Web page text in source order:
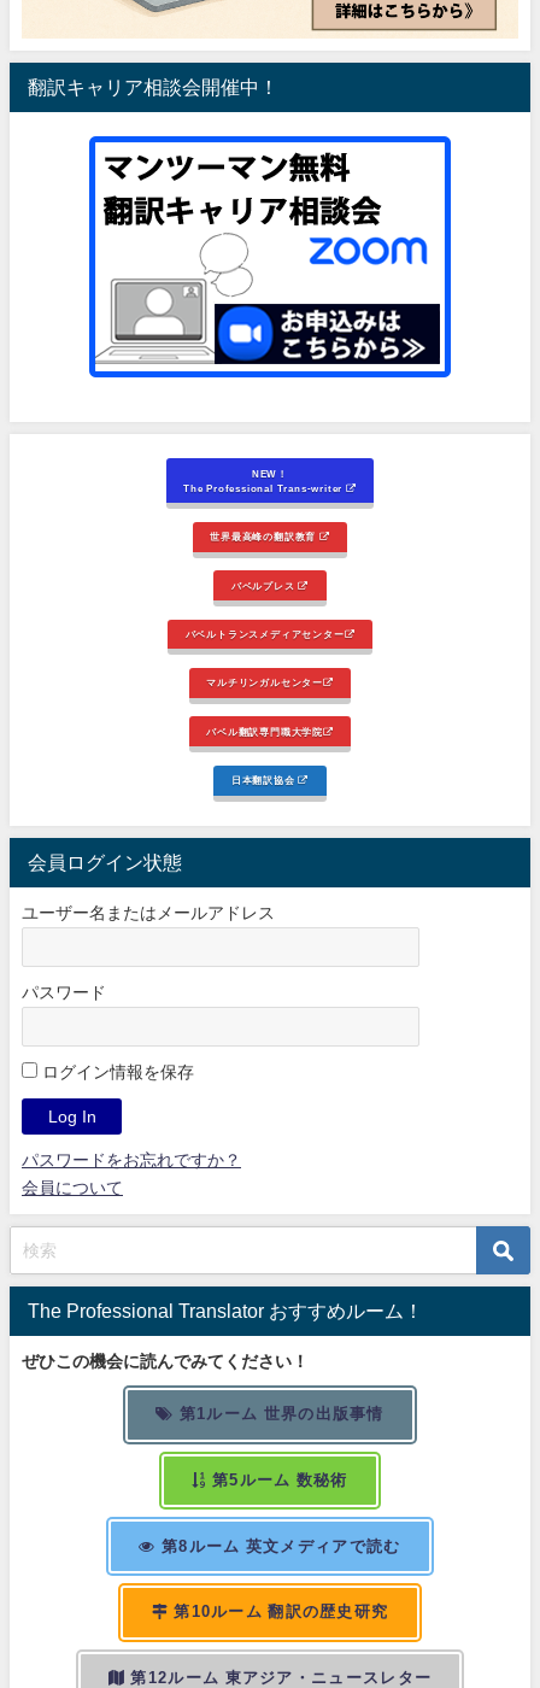
翻訳キャリア相談会開催中！
NEW！
The Professional Trans-writer
世界最高峰の翻訳教育
バベルプレス
バベルトランスメディアセンター
マルチリンガルセンター
バベル翻訳専門職大学院
日本翻訳協会
会員ログイン状態
ユーザー名またはメールアドレス
パスワード
ログイン情報を保存
パスワードをお忘れですか？
会員について
The Professional Translator おすすめルーム！
ぜひこの機会に読んでみてください！
第1ルーム 世界の出版事情
第5ルーム 数秘術
第8ルーム 英文メディアで読む
第10ルーム 翻訳の歴史研究
第12ルーム 東アジア・ニュースレター